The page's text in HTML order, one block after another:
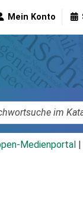
Mein Konto
Medienportal